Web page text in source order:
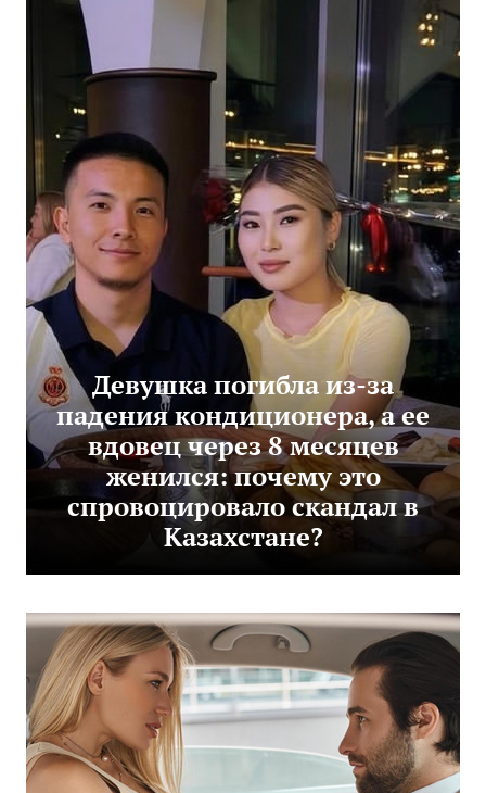
Девушка погибла из-за
падения кондиционера, а ее
вдовец через 8 месяцев
женился: почему это
спровоцировало скандал в
Казахстане?